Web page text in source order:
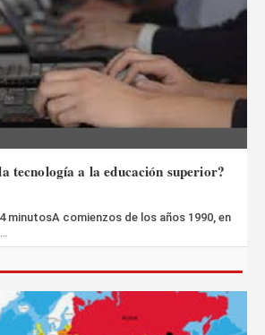
tecnología a la educación superior?
minutosA comienzos de los años 1990, en